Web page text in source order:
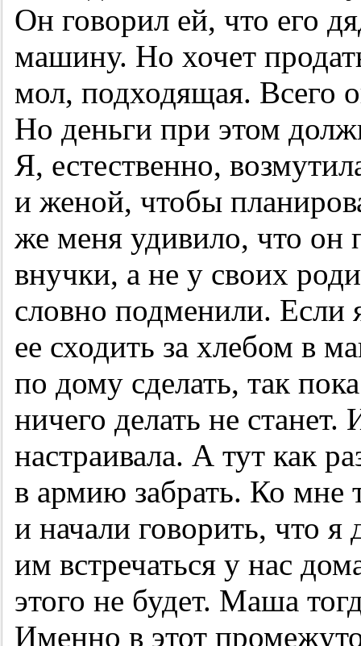
Он говорил ей, что его
машину. Но хочет
мол, подходящая. Всего
Но деньги при этом
Я, естественно,
и женой, чтобы
же меня удивило, что он
внучки, а не у своих
словно подменили. Если
ее сходить за хлебом в
по дому сделать, так
ничего делать не
настраивала. А тут как
в армию забрать. Ко мне
и начали говорить, что
им встречаться у нас
этого не будет. Маша
Именно в этот